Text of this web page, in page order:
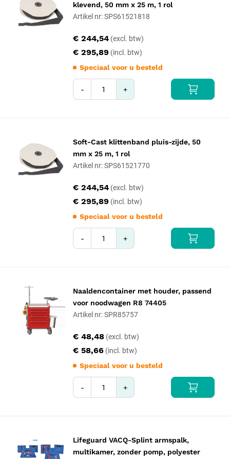
klevend, 50 mm x 25 m, 1 rol
Artikel nr: SPS61521818
€ 295,89
€ 244,54
Speciaal voor u besteld
- +
Soft-Cast klittenband pluis-zijde, 50
mm x 25 m, 1 rol
Artikel nr: SPS61521770
€ 295,89
€ 244,54
Speciaal voor u besteld
- +
Naaldencontainer met houder, passend
voor noodwagen R8 74405
Artikel nr: SPR85757
€ 58,66
€ 48,48
Speciaal voor u besteld
- +
Lifeguard VACQ-Splint armspalk,
multikamer, zonder pomp, polyester